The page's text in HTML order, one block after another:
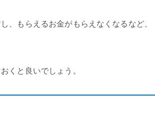
、もらえるお金がもらえなくなるなど、
くと良いでしょう。